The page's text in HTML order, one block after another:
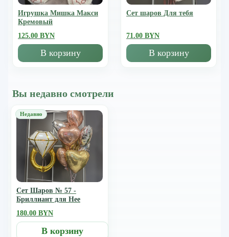
Игрушка Мишка Mакси
Кремовый
125.00 BYN
В корзину
Сет шаров Для тебя
71.00 BYN
В корзину
Вы недавно смотрели
Сет Шаров № 57 -
Бриллиант для Нее
180.00 BYN
В корзину